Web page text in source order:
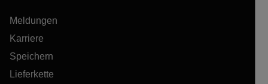
Meldungen
Karriere
Speichern
Lieferkette